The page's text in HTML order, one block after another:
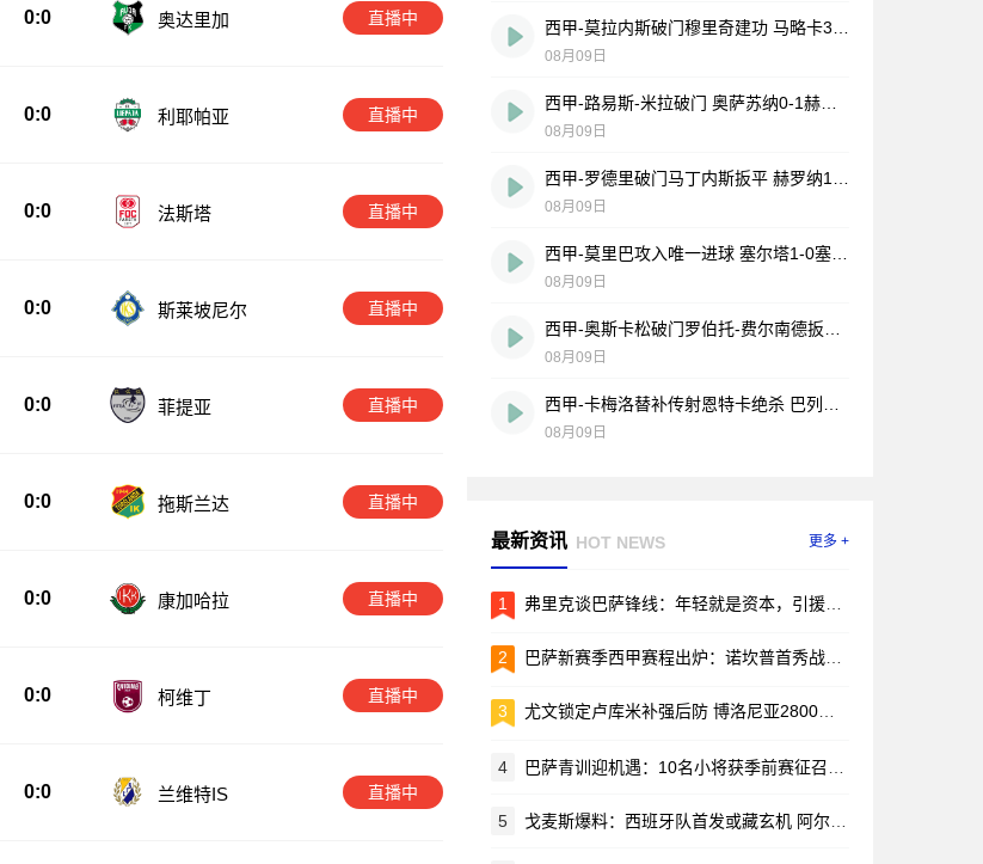
0:0 奥达里加 直播中
0:0 利耶帕亚 直播中
0:0 法斯塔 直播中
0:0 斯莱坡尼尔 直播中
0:0 菲提亚 直播中
0:0 拖斯兰达 直播中
0:0 康加哈拉 直播中
0:0 柯维丁 直播中
0:0 兰维特IS 直播中
08月09日
08月09日
08月09日
08月09日
08月09日
08月09日
最新资讯 HOT NEWS 更多 +
1 弗里克谈巴萨锋线：年轻就是资本，引援的事儿先放放
2 巴萨新赛季西甲赛程出炉：诺坎普首秀战毕包，两回合国家德比引爆焦点
3 尤文锁定卢库米补强后防 博洛尼亚2800万欧要价成转会关键
4 巴萨青训迎机遇：10名小将获季前赛征召令 哈姆扎等新星在列
5 戈麦斯爆料：西班牙队首发或藏玄机 阿尔瓦雷斯锁定马竞新赛季蓝图